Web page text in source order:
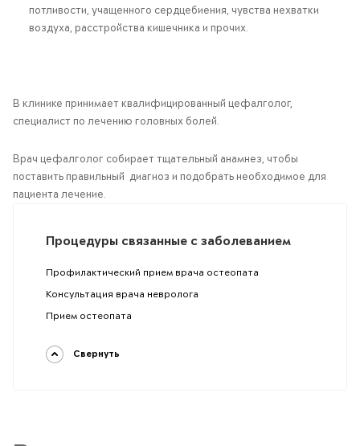
потливости, учащенного сердцебиения, чувства нехватки
воздуха, расстройства кишечника и прочих.
В клинике принимает квалифицированный цефалголог,
специалист по лечению головных болей.
Врач цефалголог собирает тщательный анамнез, чтобы
поставить правильный диагноз и подобрать необходимое для
пациента лечение.
Процедуры связанные с заболеванием
Профилактический прием врача остеопата
Консультация врача невролога
Прием остеопата
Свернуть